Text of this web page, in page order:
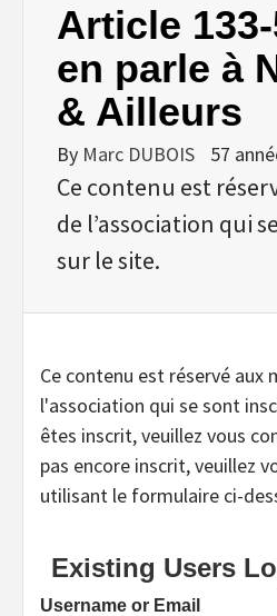
Article
en parle à
& Ailleurs
By Marc DUBOIS 57
Ce contenu est
de l’association qui
sur le site.
Ce contenu est réservé aux
l'association qui se sont
êtes inscrit, veuillez vous
pas encore inscrit, veuillez
utilisant le formulaire ci-
Existing Users
Username or Email